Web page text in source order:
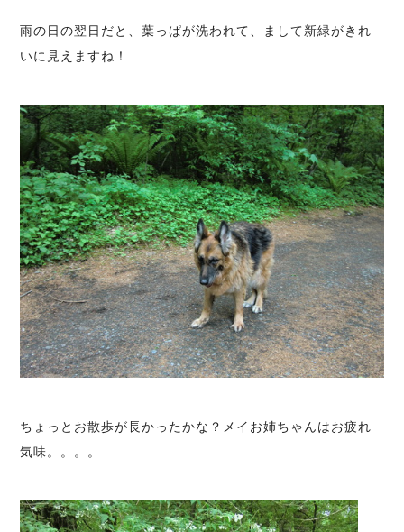
雨の日の翌日だと、葉っぱが洗われて、まして新緑がきれ
いに見えますね！
ちょっとお散歩が長かったかな？メイお姉ちゃんはお疲れ
気味。。。。